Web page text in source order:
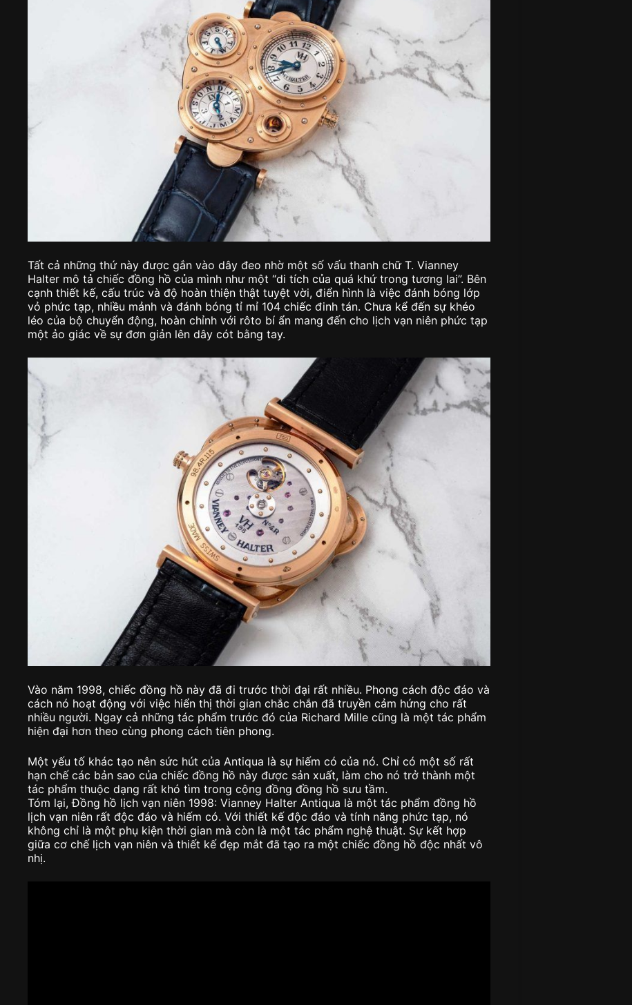
Tất cả những thứ này được gắn vào dây đeo nhờ một số vấu thanh chữ T. Vianney
Halter mô tả chiếc đồng hồ của mình như một “di tích của quá khứ trong tương lai”. Bên
cạnh thiết kế, cấu trúc và độ hoàn thiện thật tuyệt vời, điển hình là việc đánh bóng lớp
vỏ phức tạp, nhiều mảnh và đánh bóng tỉ mỉ 104 chiếc đinh tán. Chưa kể đến sự khéo
léo của bộ chuyển động, hoàn chỉnh với rôto bí ẩn mang đến cho lịch vạn niên phức tạp
một ảo giác về sự đơn giản lên dây cót bằng tay.
Vào năm 1998, chiếc đồng hồ này đã đi trước thời đại rất nhiều. Phong cách độc đáo và
cách nó hoạt động với việc hiển thị thời gian chắc chắn đã truyền cảm hứng cho rất
nhiều người. Ngay cả những tác phẩm trước đó của Richard Mille cũng là một tác phẩm
hiện đại hơn theo cùng phong cách tiên phong.
Một yếu tố khác tạo nên sức hút của Antiqua là sự hiếm có của nó. Chỉ có một số rất
hạn chế các bản sao của chiếc đồng hồ này được sản xuất, làm cho nó trở thành một
tác phẩm thuộc dạng rất khó tìm trong cộng đồng đồng hồ sưu tầm.
Tóm lại, Đồng hồ lịch vạn niên 1998: Vianney Halter Antiqua là một tác phẩm đồng hồ
lịch vạn niên rất độc đáo và hiếm có. Với thiết kế độc đáo và tính năng phức tạp, nó
không chỉ là một phụ kiện thời gian mà còn là một tác phẩm nghệ thuật. Sự kết hợp
giữa cơ chế lịch vạn niên và thiết kế đẹp mắt đã tạo ra một chiếc đồng hồ độc nhất vô
nhị.